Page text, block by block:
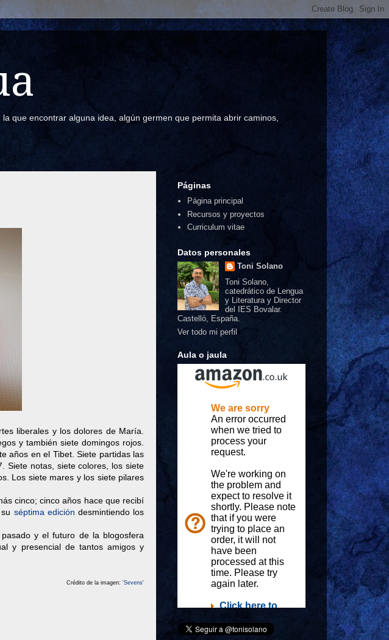
que encontrar alguna idea, algún germen que permita abrir caminos,
liberales y los dolores de María.
y también siete domingos rojos.
años en el Tibet. Siete partidas las
Siete notas, siete colores, los siete
Los siete mares y los siete pilares
cinco; cinco años hace que recibí
séptima edición desmintiendo los
y el futuro de la blogosfera
y presencial de tantos amigos y
Crédito de la imagen: 'Sevens'
Páginas
Página principal
Recursos y proyectos
Curriculum vitae
Datos personales
Toni Solano
Toni Solano,
catedrático de Lengua
y Literatura y Director
del IES Bovalar.
Castelló, España.
Ver todo mi perfil
Aula o jaula